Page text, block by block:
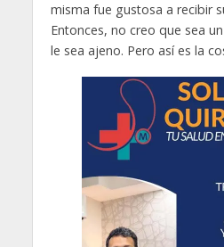
misma fue gustosa a recibir
Entonces, no creo que sea
le sea ajeno. Pero así es la